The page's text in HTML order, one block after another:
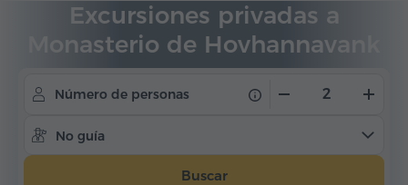
Excursiones privadas a
Monasterio de Hovhannavank
Número de personas
No guía
Buscar